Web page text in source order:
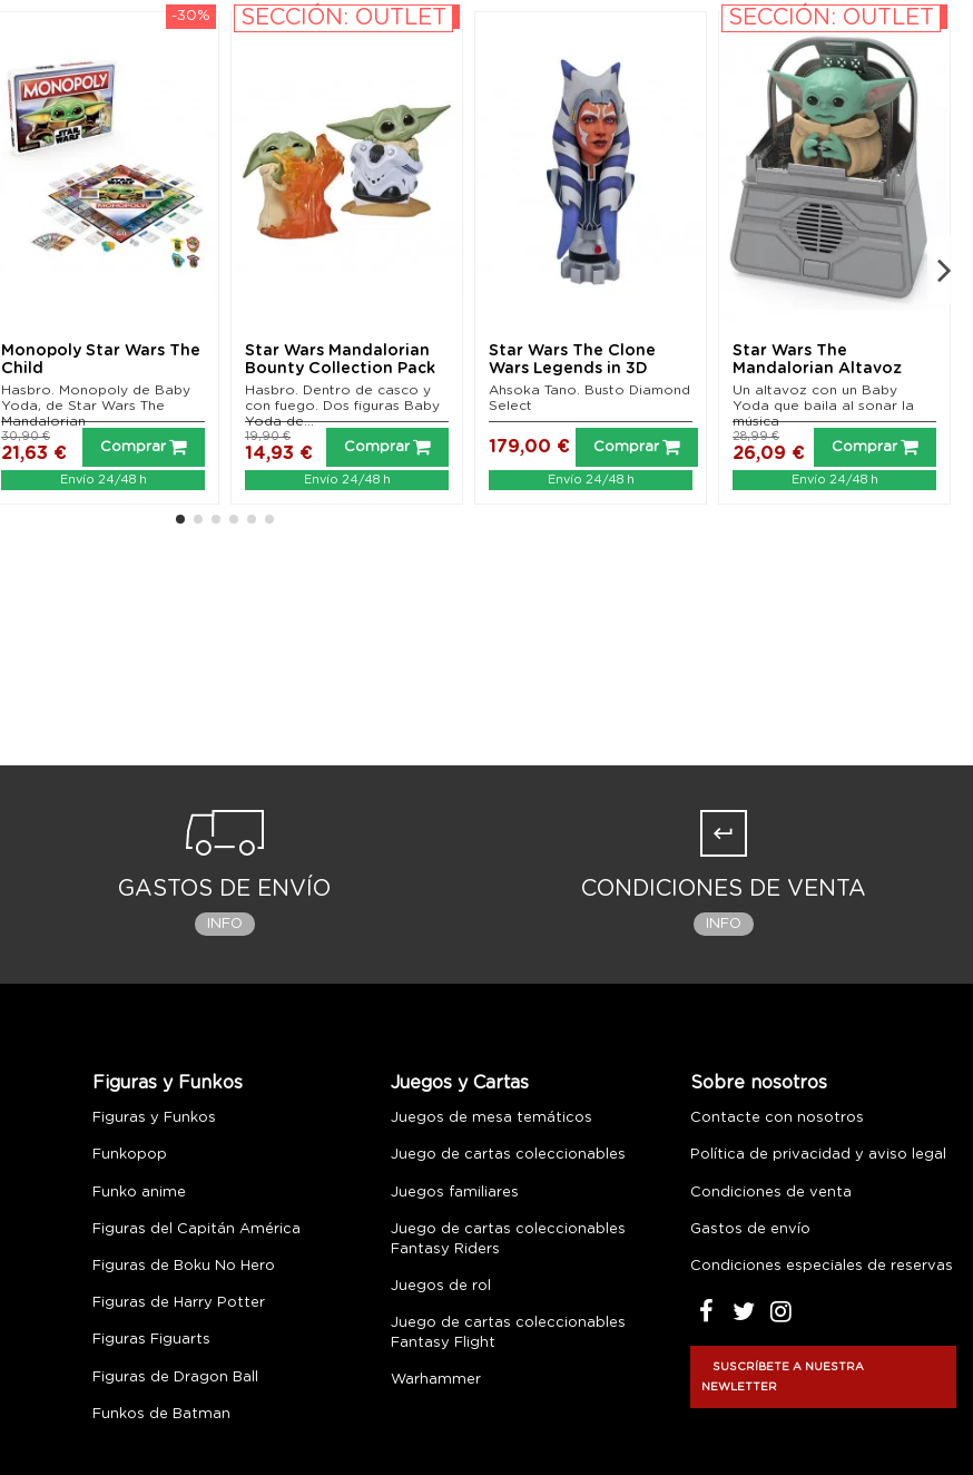
-30%
Monopoly Star Wars The
Child
Hasbro. Monopoly de Baby
Yoda, de Star Wars The
Mandalorian
21,63 €
30,90 €
Comprar
Envío 24/48 h
-25%
SECCIÓN: OUTLET
Star Wars Mandalorian
Bounty Collection Pack
de 2 Figuras The...
Hasbro. Dentro de casco y
con fuego. Dos figuras Baby
Yoda de...
14,93 €
19,90 €
Comprar
Envío 24/48 h
Star Wars The Clone
Wars Legends in 3D
Busto 1/2 Ahsoka Tano...
Ahsoka Tano. Busto Diamond
Select
179,00 € Comprar
Envío 24/48 h
-10%
SECCIÓN: OUTLET
Star Wars The
Mandalorian Altavoz
The Child Dancing 24 cm
Un altavoz con un Baby
Yoda que baila al sonar la
música
26,09 €
28,99 €
Comprar
Envío 24/48 h
GASTOS DE ENVÍO
INFO
CONDICIONES DE VENTA
INFO
Figuras y Funkos
Figuras y Funkos
Funkopop
Funko anime
Figuras del Capitán América
Figuras de Boku No Hero
Figuras de Harry Potter
Figuras Figuarts
Figuras de Dragon Ball
Funkos de Batman
Juegos y Cartas
Juegos de mesa temáticos
Juego de cartas coleccionables
Juegos familiares
Juego de cartas coleccionables
Fantasy Riders
Juegos de rol
Juego de cartas coleccionables
Fantasy Flight
Warhammer
Sobre nosotros
Contacte con nosotros
Política de privacidad y aviso legal
Condiciones de venta
Gastos de envío
Condiciones especiales de reservas
SUSCRÍBETE A NUESTRA
NEWLETTER